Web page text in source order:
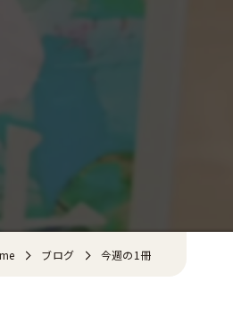
ブログ 今週の1冊